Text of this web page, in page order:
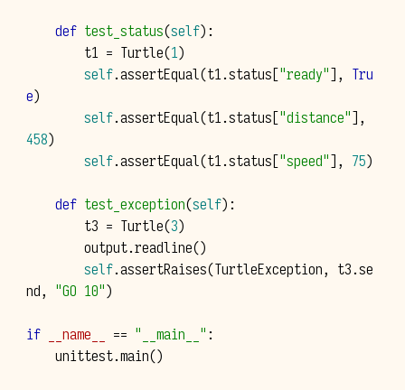
def test_status(self):
t1 = Turtle(1)
self.assertEqual(t1.status["ready"], Tru
e)
self.assertEqual(t1.status["distance"],
458)
self.assertEqual(t1.status["speed"], 75)
def test_exception(self):
t3 = Turtle(3)
output.readline()
self.assertRaises(TurtleException, t3.se
nd, "GO 10")
if
__name__ == "__main__" :
unittest.main()